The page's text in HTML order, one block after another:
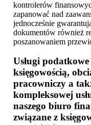
kontrolerów
zapanować nad
jednocześnie
dokumentów również
poszanowaniem
Usługi
księgowością,
pracowniczy a
kompleksowej
naszego biuro
związane z